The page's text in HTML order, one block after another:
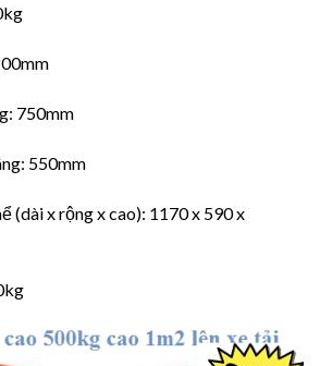
750mm
550mm
(dài x rộng x cao): 1170 x 590 x